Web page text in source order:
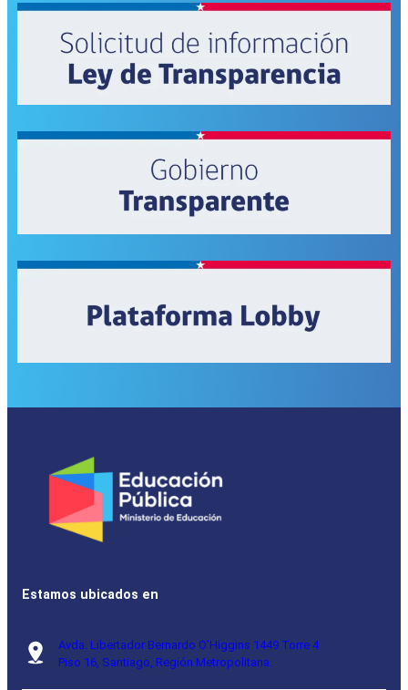
Estamos ubicados en
Avda. Libertador Bernardo O’Higgins 1449 Torre 4
Piso 16, Santiago, Región Metropolitana.